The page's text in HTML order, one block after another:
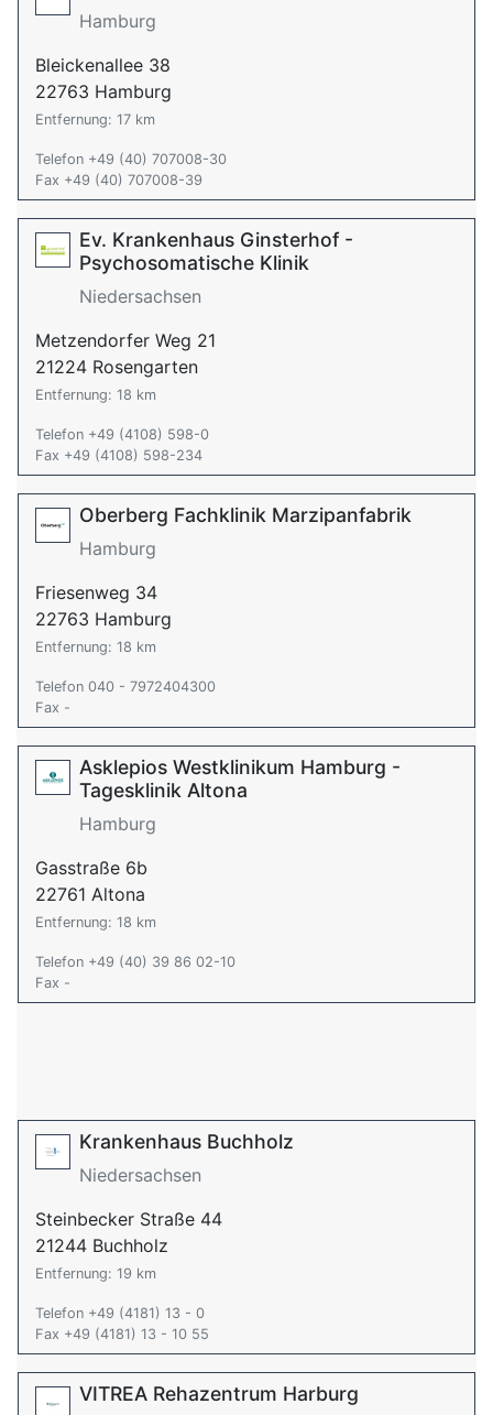
Hamburg
Bleickenallee 38
22763 Hamburg
Entfernung: 17 km
Telefon +49 (40) 707008-30
Fax +49 (40) 707008-39
Ev. Krankenhaus Ginsterhof -
Psychosomatische Klinik
Niedersachsen
Metzendorfer Weg 21
21224 Rosengarten
Entfernung: 18 km
Telefon +49 (4108) 598-0
Fax +49 (4108) 598-234
Oberberg Fachklinik Marzipanfabrik
Hamburg
Friesenweg 34
22763 Hamburg
Entfernung: 18 km
Telefon 040 - 7972404300
Fax -
Asklepios Westklinikum Hamburg -
Tagesklinik Altona
Hamburg
Gasstraße 6b
22761 Altona
Entfernung: 18 km
Telefon +49 (40) 39 86 02-10
Fax -
Krankenhaus Buchholz
Niedersachsen
Steinbecker Straße 44
21244 Buchholz
Entfernung: 19 km
Telefon +49 (4181) 13 - 0
Fax +49 (4181) 13 - 10 55
VITREA Rehazentrum Harburg